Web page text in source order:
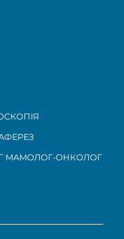
МАМОЛОГ-ОНКОЛОГ